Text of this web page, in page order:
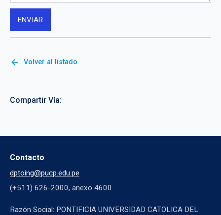
arrow_back Volver al listado
Compartir Vía:
Contacto
dptoing@pucp.edu.pe
(+511) 626-2000, anexo 4600
Razón Social: PONTIFICIA UNIVERSIDAD CATOLICA DEL